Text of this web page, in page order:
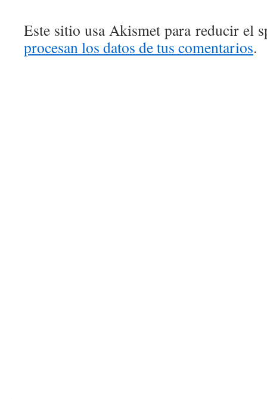
Este sitio usa Akismet para reducir el
procesan los datos de tus comentarios.